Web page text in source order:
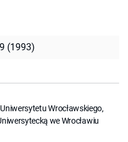
(1993)
Wrocławskiego,
we Wrocławiu